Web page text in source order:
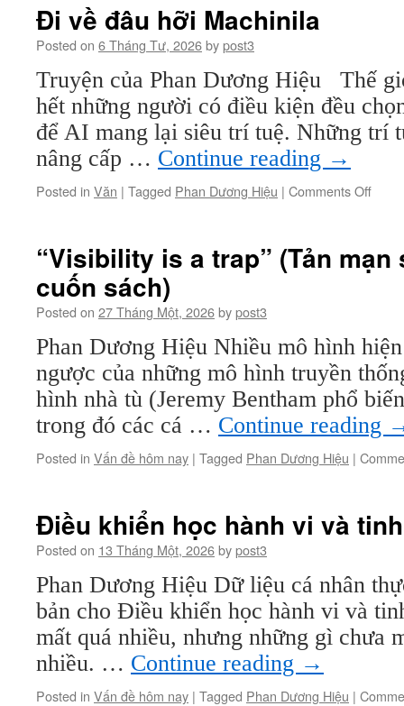
Đi về đâu hỡi Machinila
Posted on 6 Tháng Tư, 2026bypost3
Truyện của Phan Dương Hiệu Thế
hết những người có điều kiện đều
để AI mang lại siêu trí tuệ. Những trí
nâng cấp … Continue reading →
Posted in Văn | Tagged Phan Dương Hiệu | Comments Offon
hỡi
“Visibility is a trap” (Tản
cuốn sách)
Posted on 27 Tháng Một, 2026bypost3
Phan Dương Hiệu Nhiều mô hình
ngược của những mô hình truyền
hình nhà tù (Jeremy Bentham phổ
trong đó các cá … Continue reading
Posted in Vấn đề hôm nay | Tagged Phan Dương Hiệu |
Điều khiển học hành vi và
Posted on 13 Tháng Một, 2026bypost3
Phan Dương Hiệu Dữ liệu cá nhân
bản cho Điều khiển học hành vi và
mất quá nhiều, nhưng những gì chưa
nhiều. … Continue reading →
Posted in Vấn đề hôm nay | Tagged Phan Dương Hiệu |